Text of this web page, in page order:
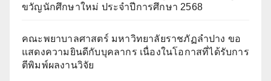
ขวัญนักศึกษาใหม่ ประจำปีการศึกษา 2568
คณะพยาบาลศาสตร์ มหาวิทยาลัยราชภัฏลำปาง ขอ
แสดงความยินดีกับบุคลากร เนื่องในโอกาสที่ได้รับการ
ตีพิมพ์ผลงานวิจัย